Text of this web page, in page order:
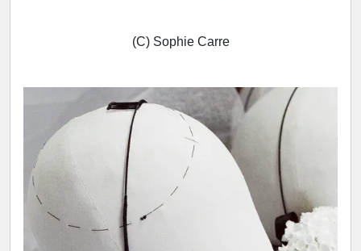
(C) Sophie Carre